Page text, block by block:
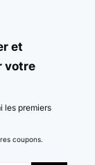
ist sehr
der Ofen in
warmWir
et
votre
les premiers
coupons.